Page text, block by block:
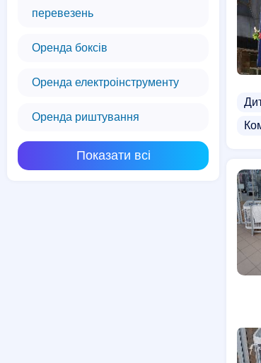
перевезень
Оренда боксів
Оренда електроінструменту
Оренда риштування
Показати всі